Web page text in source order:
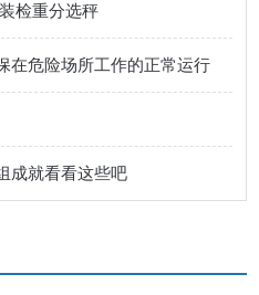
检重分选秤
在危险场所工作的正常运行
成就看看这些吧